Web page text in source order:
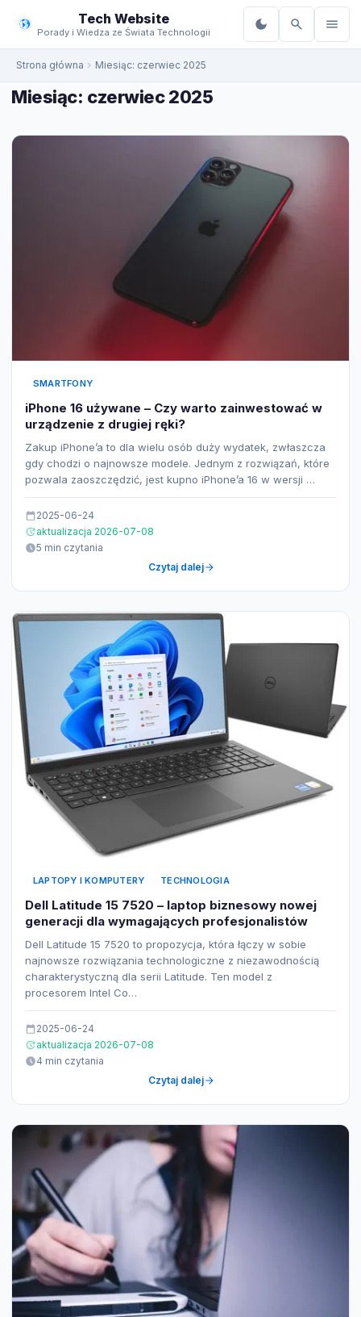
treści
Tech Website
Porady i Wiedza ze Świata Technologii
Strona główna Miesiąc: czerwiec 2025
Miesiąc: czerwiec 2025
SMARTFONY
iPhone 16 używane – Czy warto zainwestować w
urządzenie z drugiej ręki?
Zakup iPhone’a to dla wielu osób duży wydatek, zwłaszcza
gdy chodzi o najnowsze modele. Jednym z rozwiązań, które
pozwala zaoszczędzić, jest kupno iPhone’a 16 w wersji …
2025-06-24
aktualizacja 2026-07-08
5 min czytania
Czytaj dalej
LAPTOPY I KOMPUTERY TECHNOLOGIA
Dell Latitude 15 7520 – laptop biznesowy nowej
generacji dla wymagających profesjonalistów
Dell Latitude 15 7520 to propozycja, która łączy w sobie
najnowsze rozwiązania technologiczne z niezawodnością
charakterystyczną dla serii Latitude. Ten model z
procesorem Intel Co…
2025-06-24
aktualizacja 2026-07-08
4 min czytania
Czytaj dalej